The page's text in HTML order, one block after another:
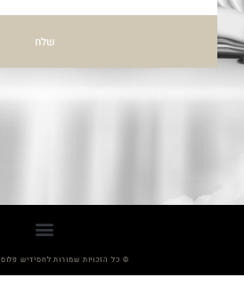
שלח
© כל הזכויות שמורות לחסידיש פלוס 2013-2026